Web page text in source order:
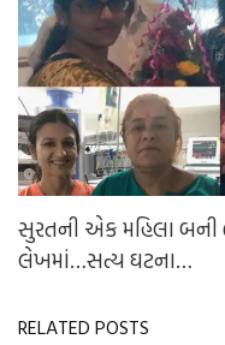
સુરતની એક મહિલા બની
લેખમાં…સત્ય ઘટના…
RELATED POSTS